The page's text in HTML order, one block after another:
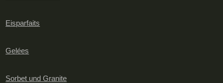
Eisparfaits
Gelées
Sorbet und Granite